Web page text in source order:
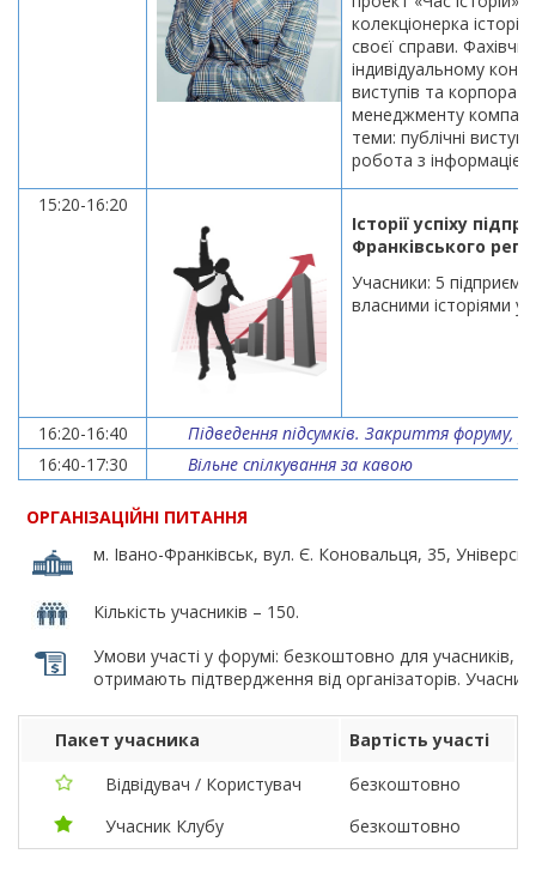
колекціонерка
своєї справи.
індивідуальному
виступів та
менеджменту
теми: публічні
робота з інформацією.
15:20-16:20
Історії успіху
Франківського
Учасники: 5
власними історіями у
16:20-16:40
Підведення підсумків. Закриття форуму,
16:40-17:30
Вільне спілкування за кавою
ОРГАНІЗАЦІЙНІ ПИТАННЯ
м. Івано-Франківськ, вул. Є. Коновальця, 35,
Кількість учасників – 150.
Умови участі у форумі: безкоштовно для учасників,
отримають підтвердження від організаторів.
Пакет учасника
Вартість участі
Відвідувач / Користувач
безкоштовно
Учасник Клубу
безкоштовно